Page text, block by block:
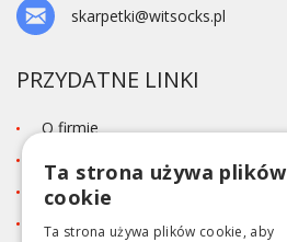
skarpetki@witsocks.pl
PRZYDATNE LINKI
O firmie
Kontakt
Tabela rozmiarów
Ta strona używa plików
cookie
Ta strona używa plików cookie, aby